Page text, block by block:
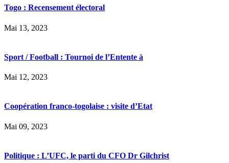
Togo : Recensement électoral
Mai 13, 2023
Sport / Football : Tournoi de l’Entente à
Mai 12, 2023
Coopération franco-togolaise : visite d’Etat
Mai 09, 2023
Politique : L’UFC, le parti du CFO Dr Gilchrist